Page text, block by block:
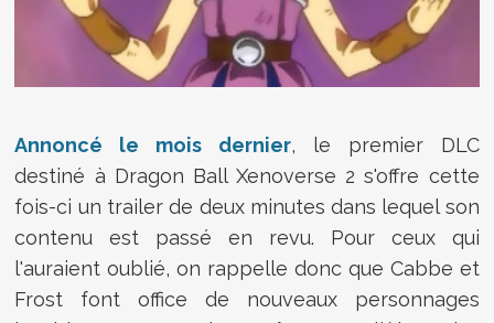
Annoncé le mois dernier, le premier DLC
destiné à Dragon Ball Xenoverse 2 s'offre cette
fois-ci un trailer de deux minutes dans lequel son
contenu est passé en revu. Pour ceux qui
l'auraient oublié, on rappelle donc que Cabbe et
Frost font office de nouveaux personnages